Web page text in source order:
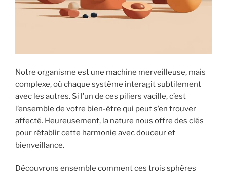
Notre organisme est une machine merveilleuse, mais
complexe, où chaque système interagit subtilement
avec les autres. Si l’un de ces piliers vacille, c’est
l’ensemble de votre bien-être qui peut s’en trouver
affecté. Heureusement, la nature nous offre des clés
pour rétablir cette harmonie avec douceur et
bienveillance.
Découvrons ensemble comment ces trois sphères